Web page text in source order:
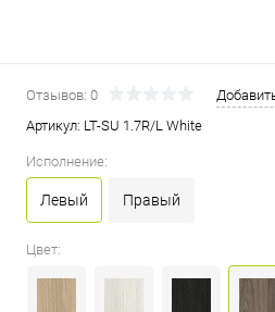
Отзывов: 0
Артикул: LT-SU 1.7R/L White
Исполнение:
Левый Правый
Цвет: